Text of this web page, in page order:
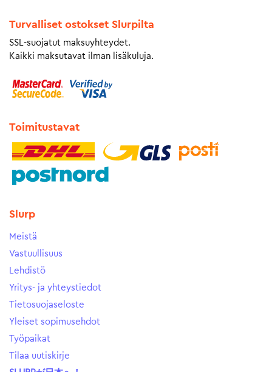
Turvalliset ostokset Slurpilta
SSL-suojatut maksuyhteydet.
Kaikki maksutavat ilman lisäkuluja.
Toimitustavat
Slurp
Meistä
Vastuullisuus
Lehdistö
Yritys- ja yhteystiedot
Tietosuojaseloste
Yleiset sopimusehdot
Työpaikat
Tilaa uutiskirje